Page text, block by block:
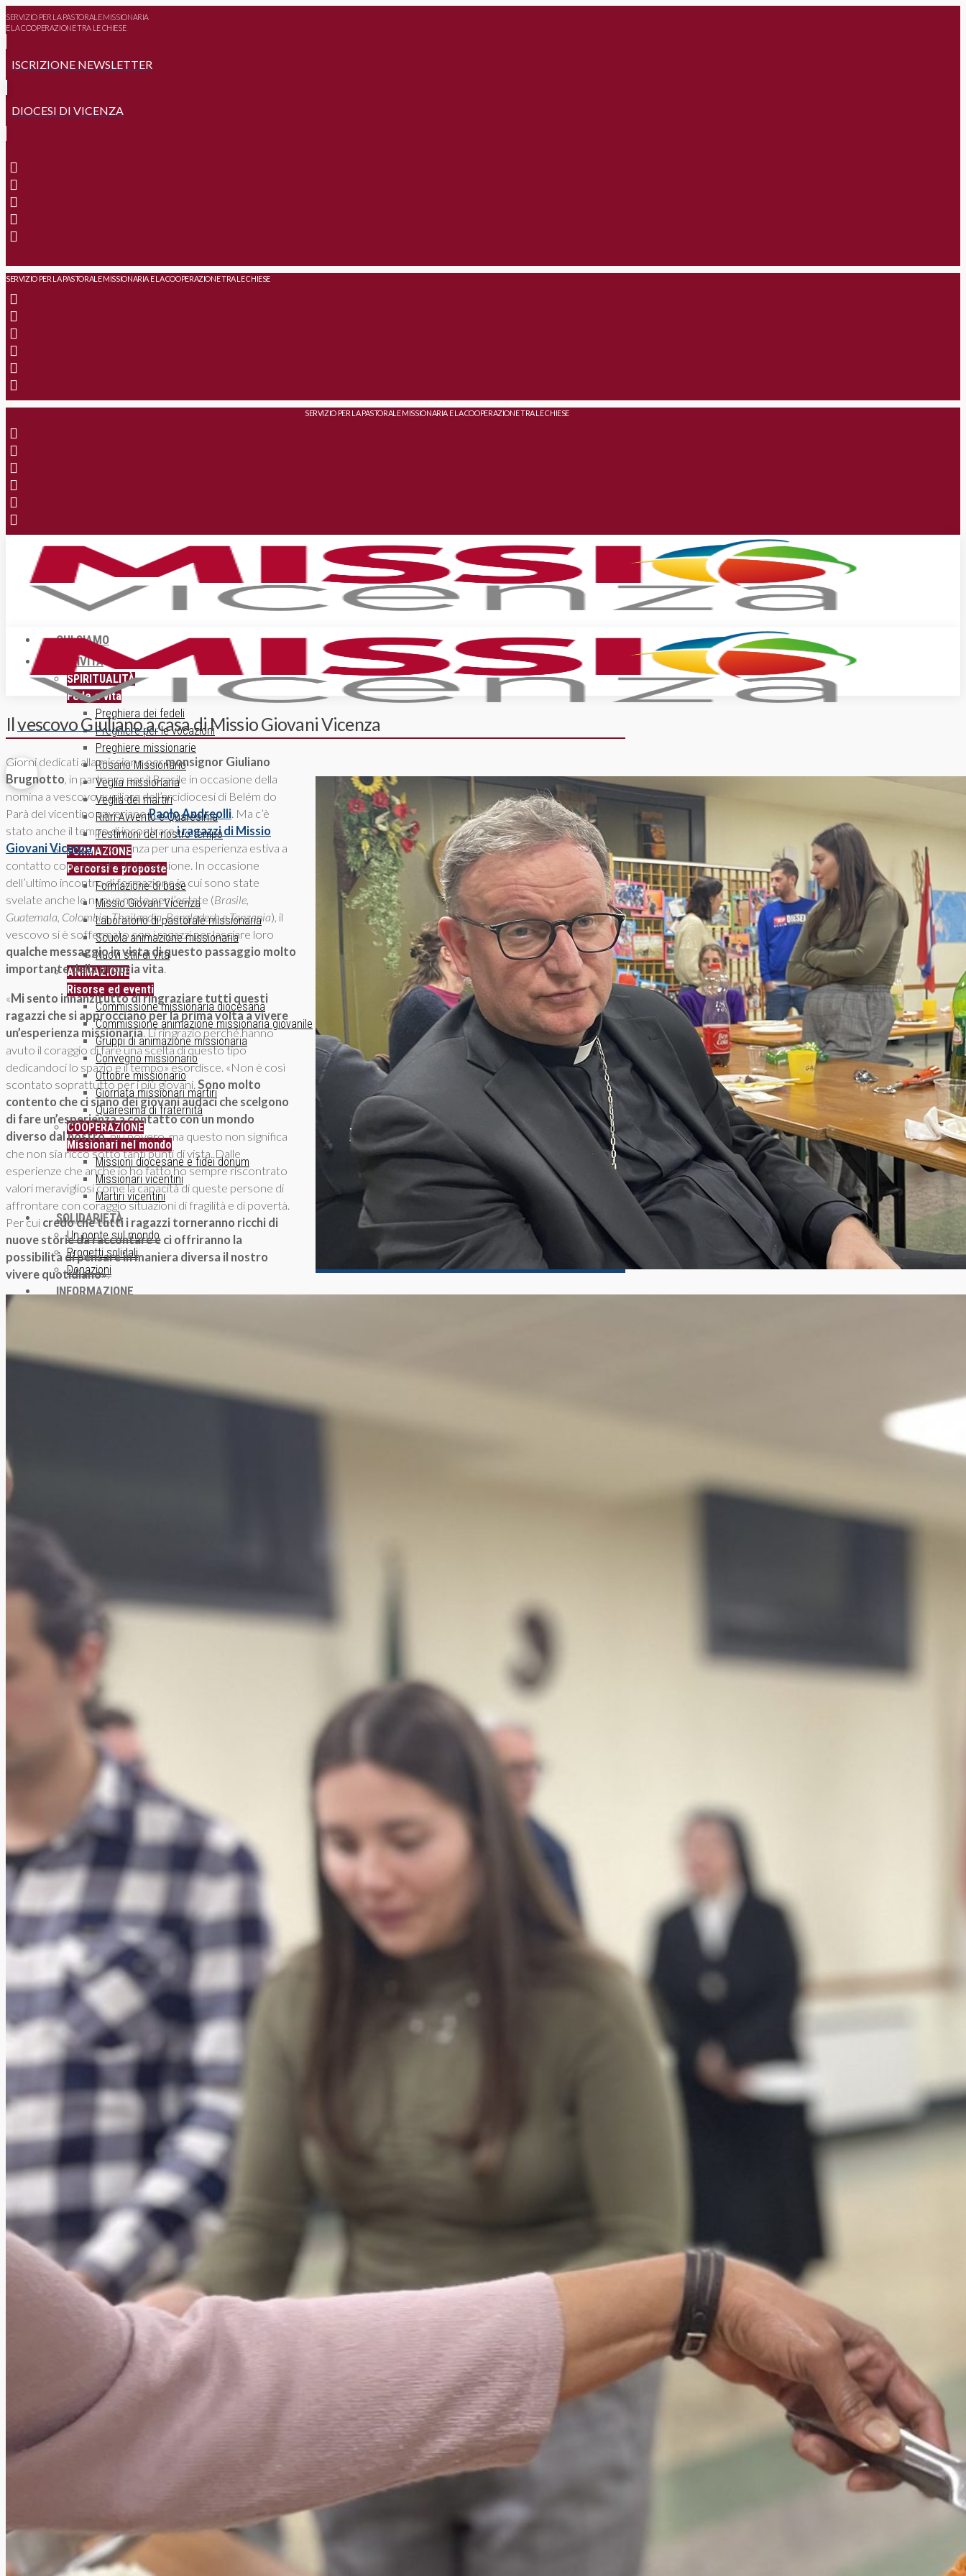
SERVIZIO PER LA PASTORALE MISSIONARIA
E LA COOPERAZIONE TRA LE CHIESE
ISCRIZIONE NEWSLETTER
DIOCESI DI VICENZA
SERVIZIO PER LA PASTORALE MISSIONARIA E LA COOPERAZIONE TRA LE CHIESE
SERVIZIO PER LA PASTORALE MISSIONARIA E LA COOPERAZIONE TRA LE CHIESE
CHI SIAMO
ATTIVITÀ
SPIRITUALITÀ
Fede e vita
Preghiera dei fedeli
Preghiere per le vocazioni
Preghiere missionarie
Rosario Missionario
Veglia missionaria
Veglia dei martiri
Ritiri Avvento e Quaresima
Testimoni del nostro tempo
FORMAZIONE
Percorsi e proposte
Formazione di base
Missio Giovani Vicenza
Laboratorio di pastorale missionaria
Scuola animazione missionaria
Nuovi stili di vita
ANIMAZIONE
Risorse ed eventi
Commissione missionaria diocesana
Commissione animazione missionaria giovanile
Gruppi di animazione missionaria
Convegno missionario
Ottobre missionario
Giornata missionari martiri
Quaresima di fraternità
COOPERAZIONE
Missionari nel mondo
Missioni diocesane e fidei donum
Missionari vicentini
Martiri vicentini
SOLIDARIETÀ
Un ponte sul mondo
Progetti solidali
Donazioni
INFORMAZIONE
Archivio Chiesa Viva
Link CMD
ISCRIZIONE NEWSLETTER
Il vescovo Giuliano a casa di Missio Giovani Vicenza
Giorni dedicati alla missione permonsignor Giuliano
Brugnotto, in partenza per il Brasile in occasione della
nomina a vescovo ausiliare dell’arcidiocesi di Belém do
Parà del vicentino saverianoPaolo Andreolli. Ma c’è
stato anche il tempo di incontrarei ragazzi di Missio
Giovani Vicenzain partenza per una esperienza estiva a
contatto con il mondo della missione. In occasione
dell’ultimo incontro di formazione in cui sono state
svelate anche le nuove mete per l’estate (Brasile,
Guatemala, Colombia, Thailandia, Bangladesh e Tanzania), il
vescovo si è soffermato con i ragazzi per lasciare loro
qualche messaggio in vista di questo passaggio molto
importante della propria vita.
«Mi sento innanzitutto di ringraziare tutti questi
ragazzi che si approcciano per la prima volta a vivere
un’esperienza missionaria. Li ringrazio perché hanno
avuto il coraggio di fare una scelta di questo tipo
dedicandoci lo spazio e il tempo» esordisce. «Non è così
scontato soprattutto per i più giovani. Sono molto
contento che ci siano dei giovani audaci che scelgono
di fare un’esperienza a contatto con un mondo
diverso dal nostro,più povero, ma questo non significa
che non sia ricco sotto tanti punti di vista. Dalle
esperienze che anche io ho fatto ho sempre riscontrato
valori meravigliosi come la capacità di queste persone di
affrontare con coraggio situazioni di fragilità e di povertà.
Per cui credo che tutti i ragazzi torneranno ricchi di
nuove storie da raccontare e ci offriranno la
possibilità di pensare in maniera diversa il nostro
vivere quotidiano».